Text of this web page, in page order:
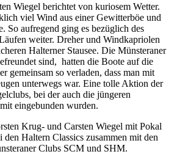
Wiegel berichtet von kuriosem Wetter.
viel Wind aus einer Gewitterböe und
So aufregend ging es bezüglich des
weiter. Dreher und Windkapriolen
Halterner Stausee. Die Münsteraner
sind, hatten die Boote auf die
gemeinsam so verladen, dass man mit
unterwegs war. Eine tolle Aktion der
bei der auch die jüngeren
eingebunden wurden.
Krug- und Carsten Wiegel mit Pokal
Haltern Classics zusammen mit den
Clubs SCM und SHM.